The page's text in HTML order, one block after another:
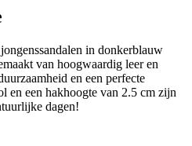
in donkerblauw
van hoogwaardig leer en
en een perfecte
en een hakhoogte van 2.5 cm zijn
dagen!